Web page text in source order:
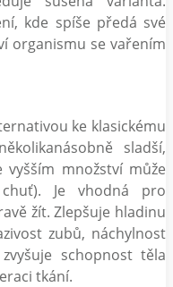
kde spíše předá své
organismu se vařením
ke klasickému
sladší,
množství může
Je vhodná pro
žít. Zlepšuje hladinu
zubů, náchylnost
schopnost těla
tkání.